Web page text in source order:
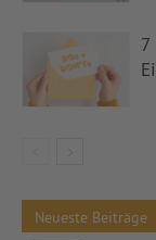
7
Neueste Beiträge